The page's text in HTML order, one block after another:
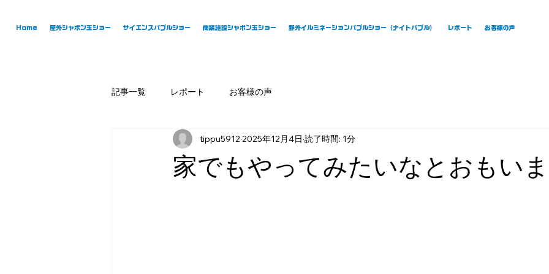
Home 屋外シャボン玉ショー サイエンスバブルショー 商業施設シャボン玉ショー 野外イルミネーションバブルショー（ナイトバブル） レポート お客様の声
記事一覧 レポート お客様の声
家でもやってみたいなとおもい
tippu5912 2025年12月4日 読了時間: 1分